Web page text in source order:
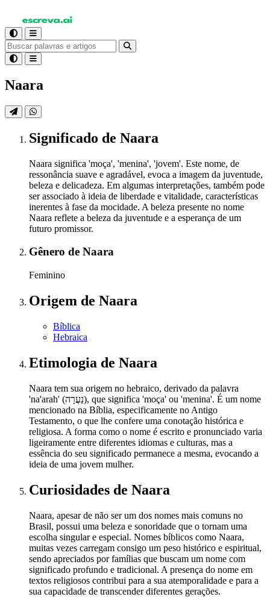
Naara
Significado de Naara
Naara significa 'moça', 'menina', 'jovem'. Este nome, de
ressonância suave e agradável, evoca a imagem da juventude,
beleza e delicadeza. Em algumas interpretações, também pode
ser associado à ideia de liberdade e vitalidade, características
inerentes à fase da mocidade. A beleza presente no nome
Naara reflete a beleza da juventude e a esperança de um
futuro promissor.
Gênero de Naara
Feminino
Origem de Naara
Bíblica
Hebraica
Etimologia de Naara
Naara tem sua origem no hebraico, derivado da palavra
'na'arah' (נַעֲרָה), que significa 'moça' ou 'menina'. É um nome
mencionado na Bíblia, especificamente no Antigo
Testamento, o que lhe confere uma conotação histórica e
religiosa. A forma como o nome é escrito e pronunciado varia
ligeiramente entre diferentes idiomas e culturas, mas a
essência do seu significado permanece a mesma, evocando a
ideia de uma jovem mulher.
Curiosidades de Naara
Naara, apesar de não ser um dos nomes mais comuns no
Brasil, possui uma beleza e sonoridade que o tornam uma
escolha singular e especial. Nomes bíblicos como Naara,
muitas vezes carregam consigo um peso histórico e espiritual,
sendo apreciados por famílias que buscam um nome com
significado profundo e tradicional. A presença do nome em
textos religiosos contribui para a sua atemporalidade e para a
sua capacidade de transcender diferentes gerações.